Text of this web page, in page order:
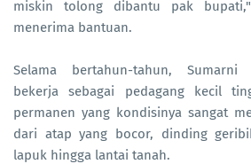
miskin tolong dibantu pak
menerima bantuan.
Selama bertahun-tahun, Sumarni
bekerja sebagai pedagang kecil
permanen yang kondisinya sangat
dari atap yang bocor, dinding
lapuk hingga lantai tanah.